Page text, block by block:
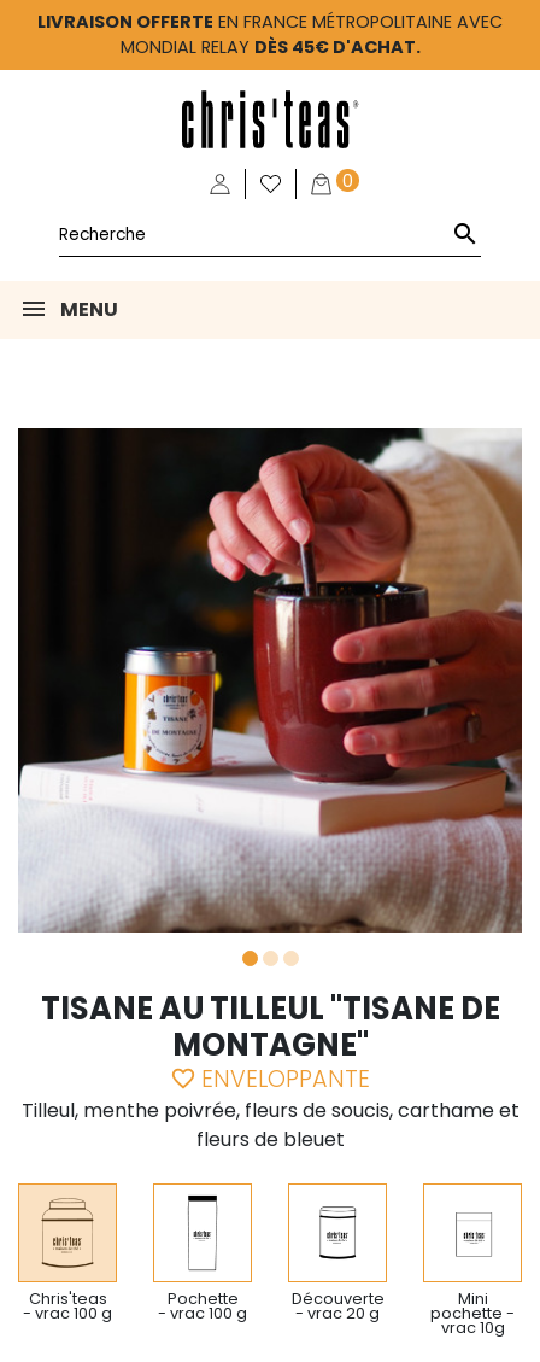
LIVRAISON OFFERTE EN FRANCE MÉTROPOLITAINE AVEC
MONDIAL RELAY DÈS 45€ D'ACHAT.
0

MENU
TISANE AU TILLEUL "TISANE DE
MONTAGNE"
favorite_border ENVELOPPANTE
Tilleul, menthe poivrée, fleurs de soucis, carthame et
fleurs de bleuet
Chris'teas
- vrac 100 g
Pochette
- vrac 100 g
Découverte
- vrac 20 g
Mini
pochette -
vrac 10g